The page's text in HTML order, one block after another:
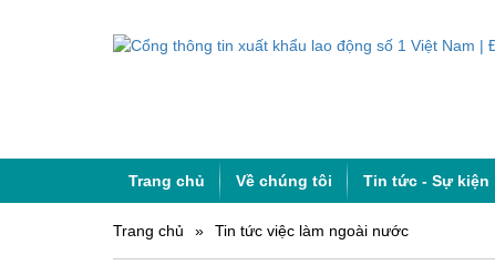
Trang chủ Về chúng tôi Tin tức - Sự kiện
Trang chủ » Tin tức việc làm ngoài nước